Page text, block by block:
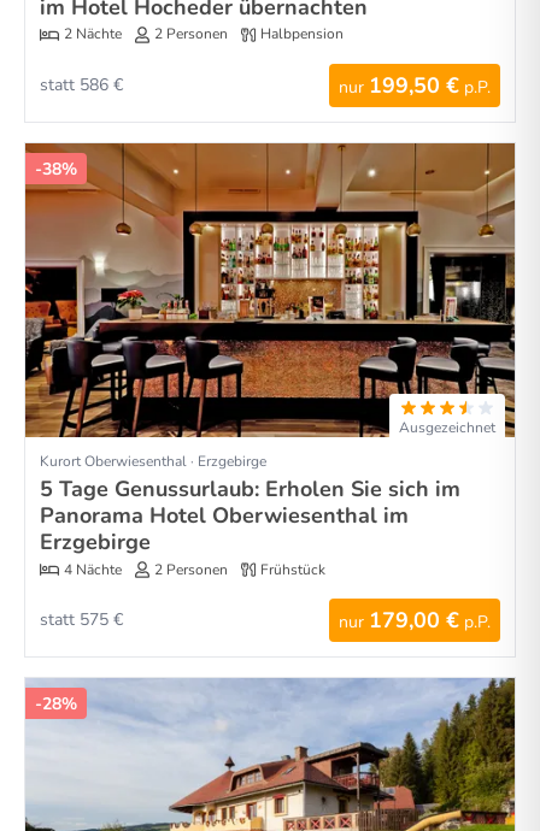
im Hotel Hocheder übernachten
2 Nächte 2 Personen Halbpension
nur 199,50 € p.P.
statt 586 €
-38%
Ausgezeichnet
Kurort Oberwiesenthal · Erzgebirge
5 Tage Genussurlaub: Erholen Sie sich im
Panorama Hotel Oberwiesenthal im
Erzgebirge
4 Nächte 2 Personen Frühstück
nur 179,00 € p.P.
statt 575 €
-28%